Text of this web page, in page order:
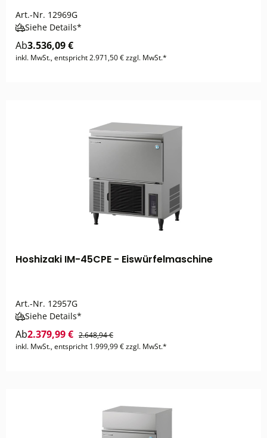
Art.-Nr. 12969G
Siehe Details*
Ab3.536,09 €
inkl. MwSt., entspricht 2.971,50 € zzgl. MwSt.*
Hoshizaki IM-45CPE - Eiswürfelmaschine
Art.-Nr. 12957G
Siehe Details*
Ab2.379,99 € 2.648,94 €
inkl. MwSt., entspricht 1.999,99 € zzgl. MwSt.*